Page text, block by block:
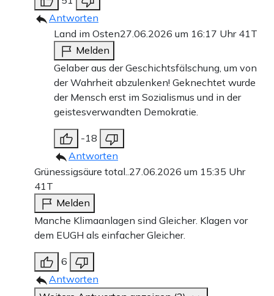
Antworten
Land im Osten27.06.2026 um 16:17 Uhr 41T
Melden
Gelaber aus der Geschichtsfälschung, um von
der Wahrheit abzulenken! Geknechtet wurde
der Mensch erst im Sozialismus und in der
geistesverwandten Demokratie.
-18
Antworten
Grünessigsäure total.. 27.06.2026 um 15:35 Uhr
41T
Melden
Manche Klimaanlagen sind Gleicher. Klagen vor
dem EUGH als einfacher Gleicher.
6
Antworten